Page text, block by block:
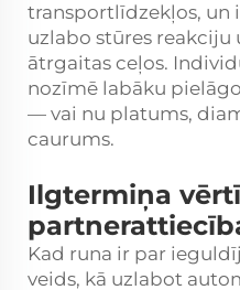
transportlīdzekļos, un
uzlabo stūres reakciju
ātrgaitas ceļos.
nozīmē labāku
— vai nu platums,
caurums.
Ilgtermiņa
Kad runa ir par
veids, kā uzlabot